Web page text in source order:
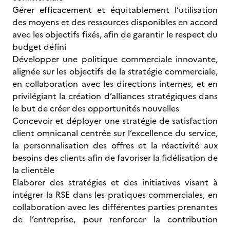
Gérer efficacement et équitablement l’utilisation
des moyens et des ressources disponibles en accord
avec les objectifs fixés, afin de garantir le respect du
budget défini
Développer une politique commerciale innovante,
alignée sur les objectifs de la stratégie commerciale,
en collaboration avec les directions internes, et en
privilégiant la création d’alliances stratégiques dans
le but de créer des opportunités nouvelles
Concevoir et déployer une stratégie de satisfaction
client omnicanal centrée sur l’excellence du service,
la personnalisation des offres et la réactivité aux
besoins des clients afin de favoriser la fidélisation de
la clientèle
Elaborer des stratégies et des initiatives visant à
intégrer la RSE dans les pratiques commerciales, en
collaboration avec les différentes parties prenantes
de l’entreprise, pour renforcer la contribution